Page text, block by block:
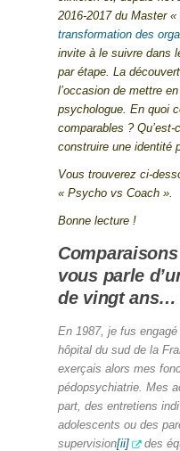
2016-2017 du Master «
transformation des
invite à le suivre dans
par étape. La
l’occasion de mettre
psychologue. En quoi
comparables ?
construire une identité
Vous trouverez ci-
« Psycho vs Coach ».
Bonne lecture !
vous parle
de vingt ans…
En 1987, je fus
hôpital du sud de la
exerçais alors mes
pédopsychiatrie. Mes
part, des entretiens
adolescents ou des
supervision[ii]
des